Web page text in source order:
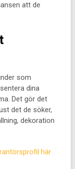
att de
som
dina
Det gör det
det de söker,
dekoration
här